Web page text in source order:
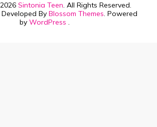
Sintonia Teen. All Rights Reserved.
By Blossom Themes. Powered
by WordPress .